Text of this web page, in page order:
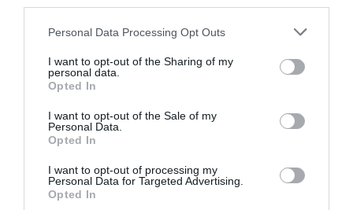
Personal Data Processing Opt Outs
I want to opt-out of the Sharing of my
personal data.
Opted In
I want to opt-out of the Sale of my
Personal Data.
Opted In
I want to opt-out of processing my
Personal Data for Targeted Advertising.
Opted In
pic.twitter.com/udfRLjBvDg
Januarja je ukrajinski voditelj za tisto, kar je
imenoval pomanjkanje protiletalskih raket
okrivilZahodin se pritožil, da so podporniki
Kijeva prepočasno zagotovili sredstva za
Ukrajine«(PURL), v okviru katerega so
evropske članice Nata plačevale za orožje